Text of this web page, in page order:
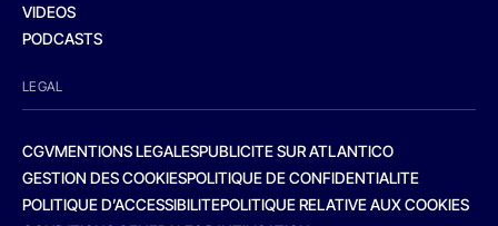
VIDEOS
PODCASTS
LEGAL
CGVMENTIONS LEGALESPUBLICITE SUR ATLANTICO
GESTION DES COOKIESPOLITIQUE DE CONFIDENTIALITE
POLITIQUE D’ACCESSIBILITEPOLITIQUE RELATIVE AUX COOKIES